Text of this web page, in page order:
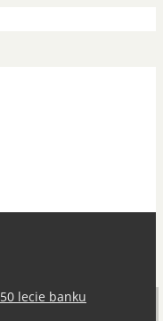
lecie banku